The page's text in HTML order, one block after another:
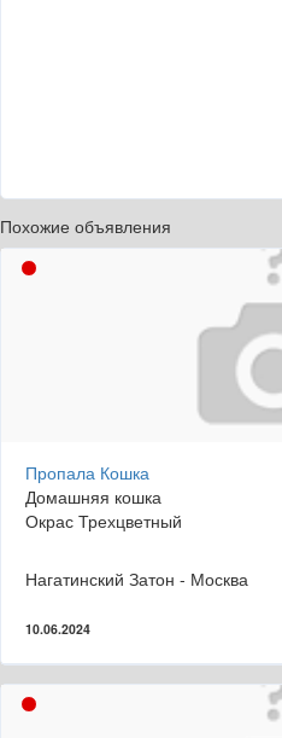
Похожие объявления
Пропала Кошка
Домашняя кошка
Окрас Трехцветный
Нагатинский Затон - Москва
10.06.2024